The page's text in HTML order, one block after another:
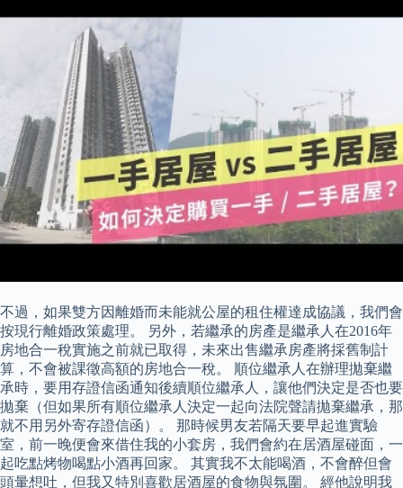
不過，如果雙方因離婚而未能就公屋的租住權達成協議，我們會
按現行離婚政策處理。 另外，若繼承的房產是繼承人在2016年
房地合一稅實施之前就已取得，未來出售繼承房產將採舊制計
算，不會被課徵高額的房地合一稅。 順位繼承人在辦理拋棄繼
承時，要用存證信函通知後續順位繼承人，讓他們決定是否也要
拋棄（但如果所有順位繼承人決定一起向法院聲請拋棄繼承，那
就不用另外寄存證信函）。 那時候男友若隔天要早起進實驗
室，前一晚便會來借住我的小套房，我們會約在居酒屋碰面，一
起吃點烤物喝點小酒再回家。 其實我不太能喝酒，不會醉但會
頭暈想吐，但我又特別喜歡居酒屋的食物與氛圍。 經他說明我